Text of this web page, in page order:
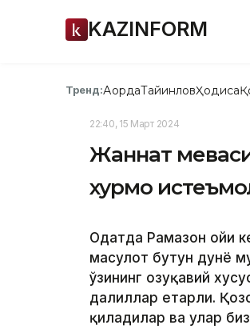
KAZINFORM
Тренд:АқордаТайинловҲодиса
22:40, 15 Март 2024
Жаннат
хурмо
Одатда Рамазон ойи
маҳсулот бутун дунё
ўзининг озуқавий
далиллар етарли.
қиладилар ва улар